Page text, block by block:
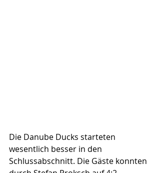
Die Danube Ducks starteten
wesentlich besser in den
Schlussabschnitt. Die Gäste konnten